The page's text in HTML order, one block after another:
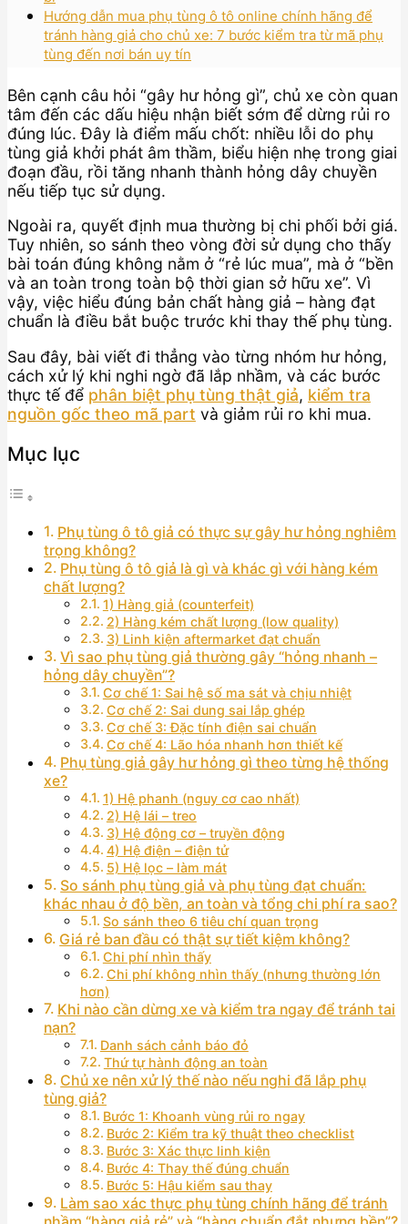
Hướng dẫn mua phụ tùng ô tô online chính hãng để
tránh hàng giả cho chủ xe: 7 bước kiểm tra từ mã phụ
tùng đến nơi bán uy tín
Bên cạnh câu hỏi “gây hư hỏng gì”, chủ xe còn quan
tâm đến các dấu hiệu nhận biết sớm để dừng rủi ro
đúng lúc. Đây là điểm mấu chốt: nhiều lỗi do phụ
tùng giả khởi phát âm thầm, biểu hiện nhẹ trong giai
đoạn đầu, rồi tăng nhanh thành hỏng dây chuyền
nếu tiếp tục sử dụng.
Ngoài ra, quyết định mua thường bị chi phối bởi giá.
Tuy nhiên, so sánh theo vòng đời sử dụng cho thấy
bài toán đúng không nằm ở “rẻ lúc mua”, mà ở “bền
và an toàn trong toàn bộ thời gian sở hữu xe”. Vì
vậy, việc hiểu đúng bản chất hàng giả – hàng đạt
chuẩn là điều bắt buộc trước khi thay thế phụ tùng.
Sau đây, bài viết đi thẳng vào từng nhóm hư hỏng,
cách xử lý khi nghi ngờ đã lắp nhầm, và các bước
thực tế để phân biệt phụ tùng thật giả, kiểm tra
nguồn gốc theo mã part và giảm rủi ro khi mua.
Mục lục
Phụ tùng ô tô giả có thực sự gây hư hỏng nghiêm
trọng không?
Phụ tùng ô tô giả là gì và khác gì với hàng kém
chất lượng?
1) Hàng giả (counterfeit)
2) Hàng kém chất lượng (low quality)
3) Linh kiện aftermarket đạt chuẩn
Vì sao phụ tùng giả thường gây “hỏng nhanh –
hỏng dây chuyền”?
Cơ chế 1: Sai hệ số ma sát và chịu nhiệt
Cơ chế 2: Sai dung sai lắp ghép
Cơ chế 3: Đặc tính điện sai chuẩn
Cơ chế 4: Lão hóa nhanh hơn thiết kế
Phụ tùng giả gây hư hỏng gì theo từng hệ thống
xe?
1) Hệ phanh (nguy cơ cao nhất)
2) Hệ lái – treo
3) Hệ động cơ – truyền động
4) Hệ điện – điện tử
5) Hệ lọc – làm mát
So sánh phụ tùng giả và phụ tùng đạt chuẩn:
khác nhau ở độ bền, an toàn và tổng chi phí ra sao?
So sánh theo 6 tiêu chí quan trọng
Giá rẻ ban đầu có thật sự tiết kiệm không?
Chi phí nhìn thấy
Chi phí không nhìn thấy (nhưng thường lớn
hơn)
Khi nào cần dừng xe và kiểm tra ngay để tránh tai
nạn?
Danh sách cảnh báo đỏ
Thứ tự hành động an toàn
Chủ xe nên xử lý thế nào nếu nghi đã lắp phụ
tùng giả?
Bước 1: Khoanh vùng rủi ro ngay
Bước 2: Kiểm tra kỹ thuật theo checklist
Bước 3: Xác thực linh kiện
Bước 4: Thay thế đúng chuẩn
Bước 5: Hậu kiểm sau thay
Làm sao xác thực phụ tùng chính hãng để tránh